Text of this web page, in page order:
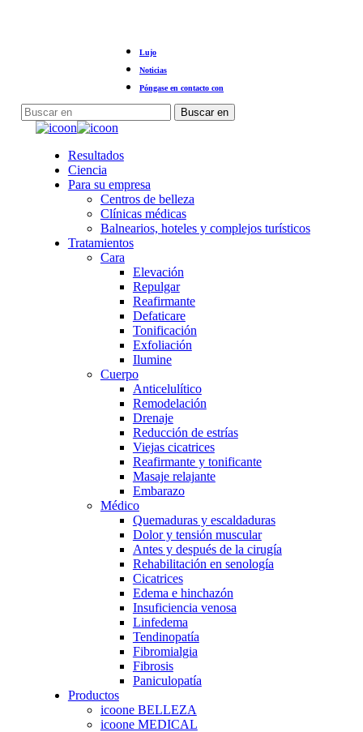
Lujo
Noticias
Póngase en contacto con
Buscar en
Cerrar
Menú
Resultados
Ciencia
Para su empresa
Centros de belleza
Clínicas médicas
Balnearios, hoteles y complejos turísticos
Tratamientos
Cara
Elevación
Repulgar
Reafirmante
Defaticare
Tonificación
Exfoliación
Ilumine
Cuerpo
Anticelulítico
Remodelación
Drenaje
Reducción de estrías
Viejas cicatrices
Reafirmante y tonificante
Masaje relajante
Embarazo
Médico
Quemaduras y escaldaduras
Dolor y tensión muscular
Antes y después de la cirugía
Rehabilitación en senología
Cicatrices
Edema e hinchazón
Insuficiencia venosa
Linfedema
Tendinopatía
Fibromialgia
Fibrosis
Paniculopatía
Productos
icoone BELLEZA
icoone MEDICAL